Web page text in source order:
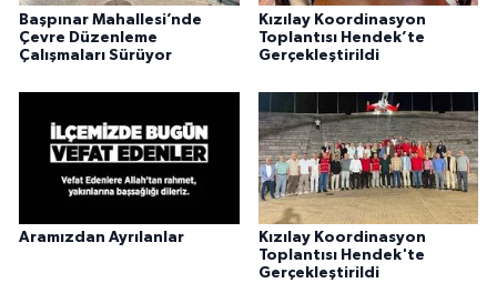
Başpınar Mahallesi’nde
Çevre Düzenleme
Çalışmaları Sürüyor
Kızılay Koordinasyon
Toplantısı Hendek’te
Gerçekleştirildi
Aramızdan Ayrılanlar
Kızılay Koordinasyon
Toplantısı Hendek'te
Gerçekleştirildi